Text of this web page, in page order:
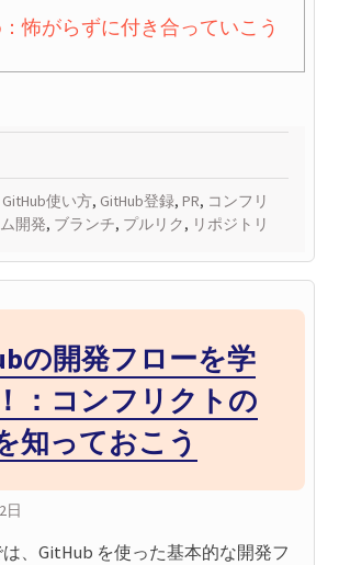
怖がらずに付き合っていこう
GitHub使い方, GitHub登録, PR, コンフリ
開発, ブランチ, プルリク, リポジトリ
の開発フローを学
：コンフリクトの
知っておこう
日
、GitHub を使った基本的な開発フ